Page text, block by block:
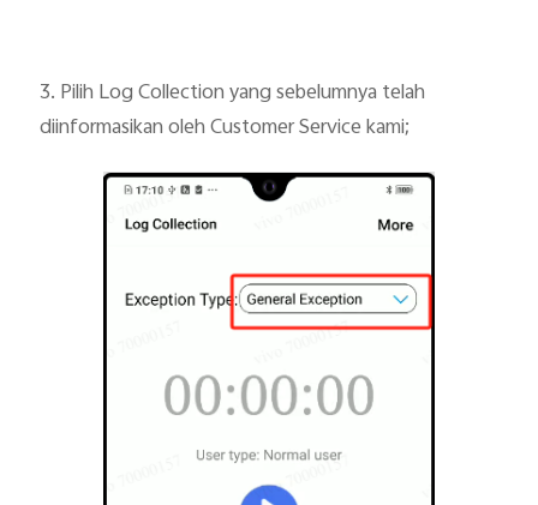
3. Pilih Log Collection yang sebelumnya telah
diinformasikan oleh Customer Service kami;